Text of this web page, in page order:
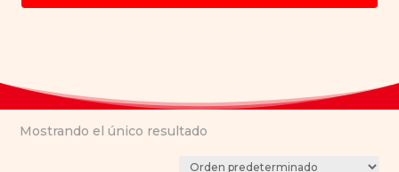
Mostrando el único resultado